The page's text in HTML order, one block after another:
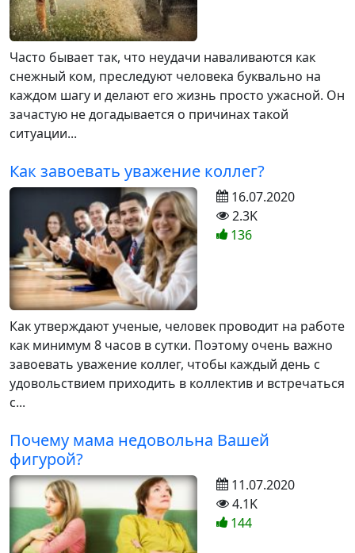
Часто бывает так, что неудачи наваливаются как
снежный ком, преследуют человека буквально на
каждом шагу и делают его жизнь просто ужасной. Он
зачастую не догадывается о причинах такой
ситуации...
Как завоевать уважение коллег?
Как утверждают ученые, человек проводит на работе
как минимум 8 часов в сутки. Поэтому очень важно
завоевать уважение коллег, чтобы каждый день с
удовольствием приходить в коллектив и встречаться
с...
16.07.2020
2.3K
136
Почему мама недовольна Вашей
фигурой?
11.07.2020
4.1K
144